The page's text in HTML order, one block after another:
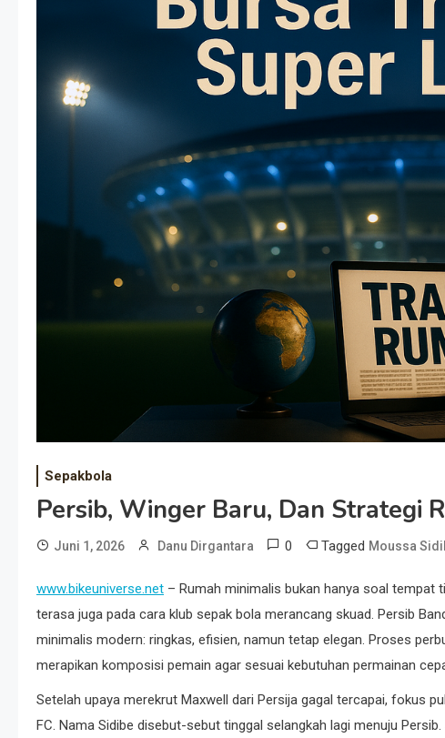
Sepakbola
Persib, Winger Baru, Dan Strategi
Juni 1, 2026 Danu Dirgantara 0 Tagged Moussa
www.bikeuniverse.net – Rumah minimalis bukan hanya soal tempat
terasa juga pada cara klub sepak bola merancang skuad. Persib
minimalis modern: ringkas, efisien, namun tetap elegan. Proses
merapikan komposisi pemain agar sesuai kebutuhan permainan
Setelah upaya merekrut Maxwell dari Persija gagal tercapai, fokus
FC. Nama Sidibe disebut-sebut tinggal selangkah lagi menuju